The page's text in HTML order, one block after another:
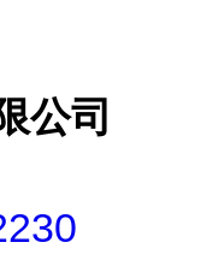
公司